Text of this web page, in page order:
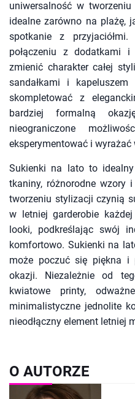
uniwersalność w
idealne zarówno na plażę,
spotkanie z
połączeniu z dodatkami
zmienić charakter całej
sandałkami i
skompletować z
bardziej formalną
nieograniczone
eksperymentować i wyrażać
Sukienki na lato to
tkaniny, różnorodne wzory
tworzeniu stylizacji czynią
w letniej garderobie
looki, podkreślając swój
komfortowo. Sukienki na
może poczuć się piękna i
okazji. Niezależnie od
kwiatowe printy,
minimalistyczne jednolite
nieodłączny element letniej
O AUTORZE